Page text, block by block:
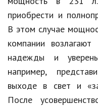
Спорт и фитнес
Психология и
Творчество и
Разное
Работа и бизнес
приобрести и
В этом случае
компании
надежды и
например,
выходе в свет и
После